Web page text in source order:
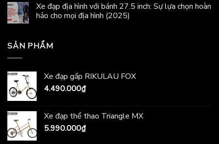
Xe đạp địa hình với bánh 27.5 inch: Sự lựa chọn hoàn
hảo cho mọi địa hình (2025)
SẢN PHẨM
Xe đạp gấp RIKULAU FOX
4.490.000₫
Xe đạp thể thao Triangle MX
5.990.000₫